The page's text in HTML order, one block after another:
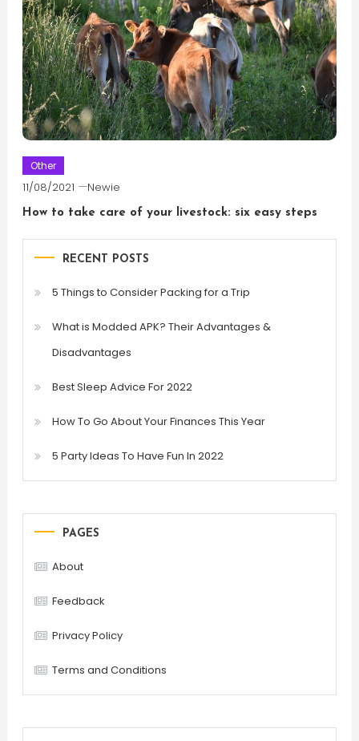
Other
11/08/2021 Newie
How to take care of your livestock: six easy steps
RECENT POSTS
5 Things to Consider Packing for a Trip
What is Modded APK? Their Advantages &
Disadvantages
Best Sleep Advice For 2022
How To Go About Your Finances This Year
5 Party Ideas To Have Fun In 2022
PAGES
About
Feedback
Privacy Policy
Terms and Conditions